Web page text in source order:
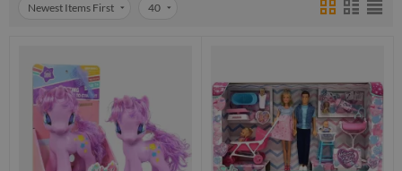
Newest Items First 40